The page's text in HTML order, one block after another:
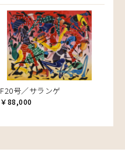
F20号／サランゲ
￥88,000